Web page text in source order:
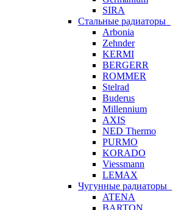
SIRA
Стальные радиаторы
Arbonia
Zehnder
KERMI
BERGERR
ROMMER
Stelrad
Buderus
Millennium
AXIS
NED Thermo
PURMO
KORADO
Viessmann
LEMAX
Чугунные радиаторы
ATENA
BARTON